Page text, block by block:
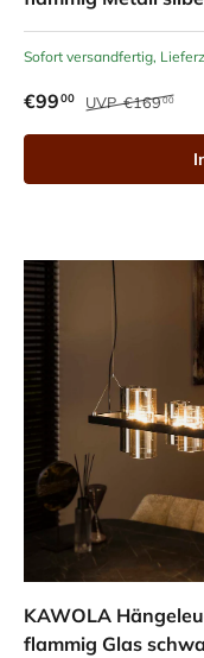
Sofort versandfertig,
€9900 UVP€16900
KAWOLA
flammig Glas